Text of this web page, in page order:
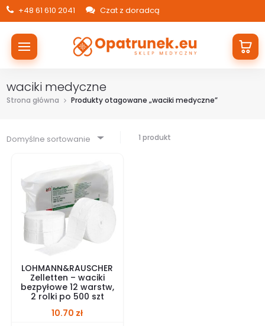
+48 61 610 2041 Czat z doradcą
waciki medyczne
Strona główna Produkty otagowane „waciki medyczne”
Domyślne sortowanie 1 produkt
LOHMANN&RAUSCHER
Zelletten – waciki
bezpyłowe 12 warstw,
2 rolki po 500 szt
10.70 zł